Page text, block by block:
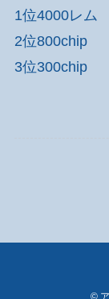
1位4000レム
2位800chip
3位300chip
©